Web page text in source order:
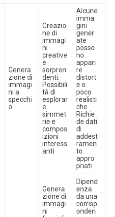
Genera
zione di
immagi
ni a
specchi
o
Creazio
ne di
immagi
ni
creative
e
sorpren
denti.
Possibili
tà di
esplorar
e
simmet
rie e
compos
izioni
interess
anti
Alcune
imma
gini
gener
ate
posso
no
appari
re
distort
e o
poco
realisti
che.
Richie
de dati
di
addest
ramen
to
appro
priati
Genera
zione di
immagi
ni
Dipend
enza
da una
corrisp
onden